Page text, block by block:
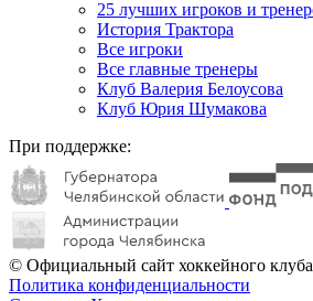
25 лучших игроков и
История Трактора
Все игроки
Все главные тренеры
Клуб Валерия Белоусова
Клуб Юрия Шумакова
При поддержке:
© Официальный сайт хоккейного
Политика конфиденциальности